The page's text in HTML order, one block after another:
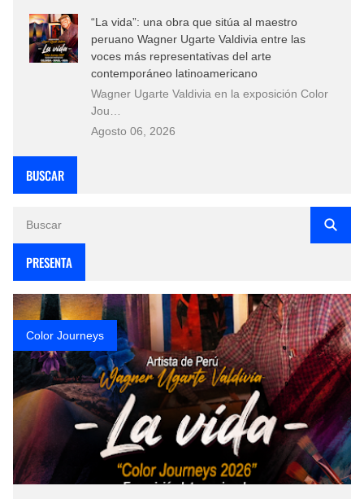
“La vida”: una obra que sitúa al maestro
peruano Wagner Ugarte Valdivia entre las
voces más representativas del arte
contemporáneo latinoamericano
Wagner Ugarte Valdivia en la exposición Color
Jou…
Agosto 06, 2026
BUSCAR
PRESENTA
Color Journeys